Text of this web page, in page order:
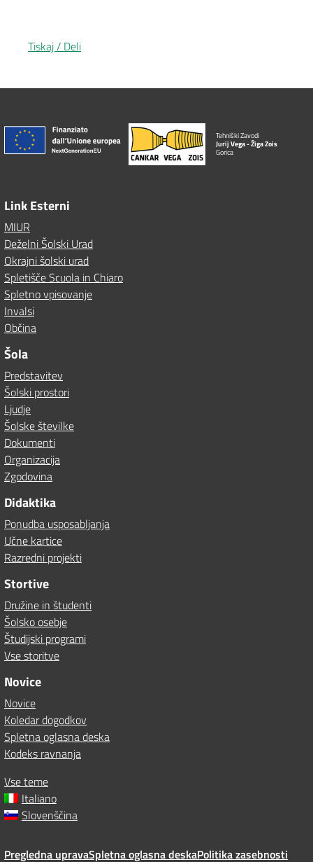
Tiskaj / Deli
Tehniški Zavodi
Jurij Vega - Žiga Zois
Gorica
Link Esterni
MIUR
Deželni Šolski Urad
Okrajni šolski urad
Spletišče Scuola in Chiaro
Spletno vpisovanje
Invalsi
Občina
Šola
Predstavitev
Šolski prostori
Ljudje
Šolske številke
Dokumenti
Organizacija
Zgodovina
Didaktika
Ponudba usposabljanja
Učne kartice
Razredni projekti
Stortive
Družine in študenti
Šolsko osebje
Študijski programi
Vse storitve
Novice
Novice
Koledar dogodkov
Spletna oglasna deska
Kodeks ravnanja
Vse teme
Italiano
Slovenščina
Pregledna upravaSpletna oglasna deskaPolitika zasebnosti